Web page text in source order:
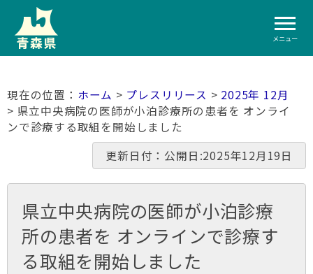
メニュー
ホーム > プレスリリース > 2025年 12月
> 県立中央病院の医師が小泊診療所の患者を オンライ
ンで診療する取組を開始しました
更新日付：公開日:2025年12月19日
県立中央病院の医師が小泊診療
所の患者を オンラインで診療す
る取組を開始しました